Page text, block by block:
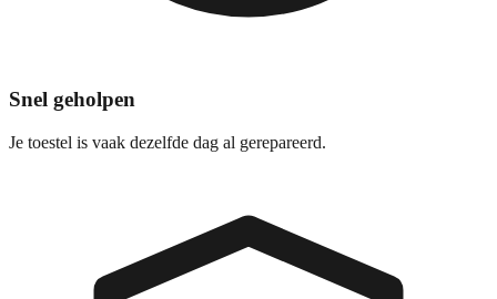
Snel geholpen
Je toestel is vaak dezelfde dag al gerepareerd.